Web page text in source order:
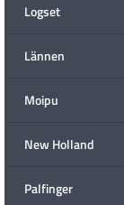
Logset
Lännen
Moipu
New Holland
Palfinger